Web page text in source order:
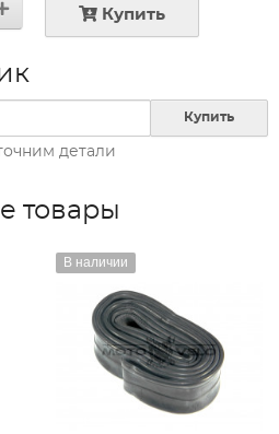
Купить
Купить
детали
товары
В наличии